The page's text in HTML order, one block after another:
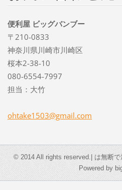
便利屋 ビッグバンブー
〒210-0833
神奈川県川崎市川崎区
桜本2-38-10
080-6554-7997
担当：大竹
ohtake1503@gmail.com
© 2014 All rights reserved.| は無断
Powered by